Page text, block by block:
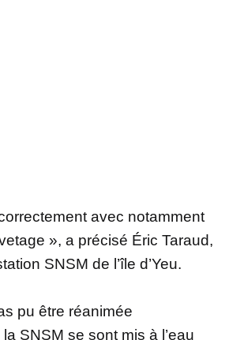
avec notamment
», a précisé Éric Taraud,
SNSM de l’île d’Yeu.
pu être réanimée
SNSM se sont mis à l’eau